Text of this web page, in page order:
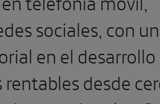
sociales, con un
en el desarrollo
desde